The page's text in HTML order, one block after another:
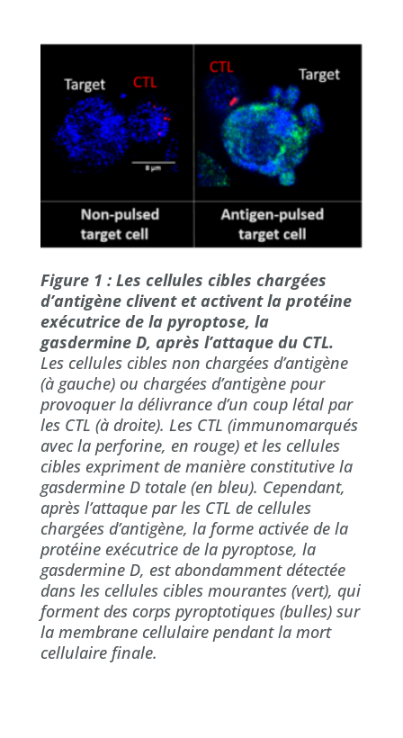
Figure 1 : Les cellules cibles chargées
d’antigène clivent et activent la protéine
exécutrice de la pyroptose, la
gasdermine D, après l’attaque du CTL.
Les cellules cibles non chargées d’antigène
(à gauche) ou chargées d’antigène pour
provoquer la délivrance d’un coup létal par
les CTL (à droite). Les CTL (immunomarqués
avec la perforine, en rouge) et les cellules
cibles expriment de manière constitutive la
gasdermine D totale (en bleu). Cependant,
après l’attaque par les CTL de cellules
chargées d’antigène, la forme activée de la
protéine exécutrice de la pyroptose, la
gasdermine D, est abondamment détectée
dans les cellules cibles mourantes (vert), qui
forment des corps pyroptotiques (bulles) sur
la membrane cellulaire pendant la mort
cellulaire finale.